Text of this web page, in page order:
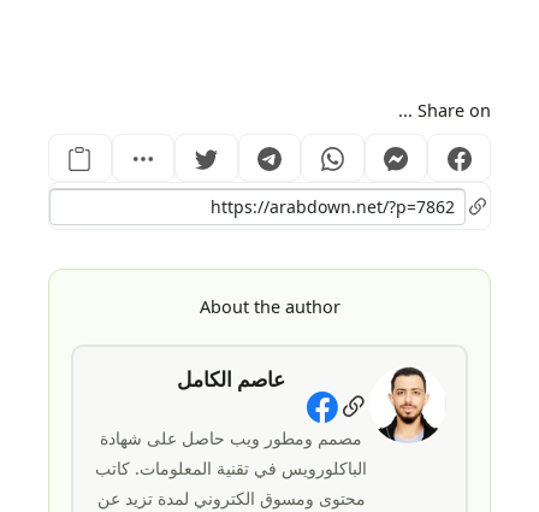
Share on ...
About the author
عاصم الكامل
Social Links
مصمم ومطور ويب حاصل على شهادة
الباكلورويس في تقنية المعلومات. كاتب
محتوى ومسوق الكتروني لمدة تزيد عن